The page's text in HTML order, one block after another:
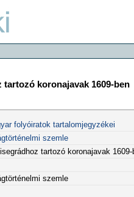
koronajavak 1609-ben
folyóiratok tartalomjegyzékei
szemle
tartozó koronajavak 1609-
szemle